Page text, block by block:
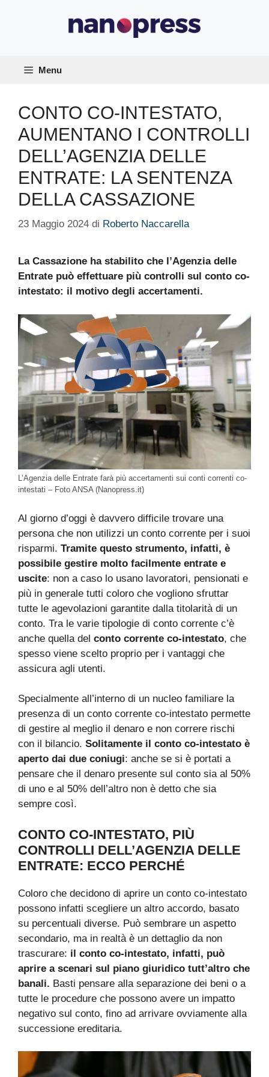
Menu
CONTO CO-INTESTATO,
AUMENTANO I CONTROLLI
DELL’AGENZIA DELLE
ENTRATE: LA SENTENZA
DELLA CASSAZIONE
23 Maggio 2024 di Roberto Naccarella
La Cassazione ha stabilito che l’Agenzia delle
Entrate può effettuare più controlli sul conto co-
intestato: il motivo degli accertamenti.
L’Agenzia delle Entrate farà più accertamenti sui conti correnti co-
intestati – Foto ANSA (Nanopress.it)
Al giorno d’oggi è davvero difficile trovare una
persona che non utilizzi un conto corrente per i suoi
risparmi. Tramite questo strumento, infatti, è
possibile gestire molto facilmente entrate e
uscite: non a caso lo usano lavoratori, pensionati e
più in generale tutti coloro che vogliono sfruttar
tutte le agevolazioni garantite dalla titolarità di un
conto. Tra le varie tipologie di conto corrente c’è
anche quella del conto corrente co-intestato, che
spesso viene scelto proprio per i vantaggi che
assicura agli utenti.
Specialmente all’interno di un nucleo familiare la
presenza di un conto corrente co-intestato permette
di gestire al meglio il denaro e non correre rischi
con il bilancio. Solitamente il conto co-intestato è
aperto dai due coniugi: anche se si è portati a
pensare che il denaro presente sul conto sia al 50%
di uno e al 50% dell’altro non è detto che sia
sempre così.
CONTO CO-INTESTATO, PIÙ
CONTROLLI DELL’AGENZIA DELLE
ENTRATE: ECCO PERCHÉ
Coloro che decidono di aprire un conto co-intestato
possono infatti scegliere un altro accordo, basato
su percentuali diverse. Può sembrare un aspetto
secondario, ma in realtà è un dettaglio da non
trascurare: il conto co-intestato, infatti, può
aprire a scenari sul piano giuridico tutt’altro che
banali. Basti pensare alla separazione dei beni o a
tutte le procedure che possono avere un impatto
negativo sul conto, fino ad arrivare ovviamente alla
successione ereditaria.